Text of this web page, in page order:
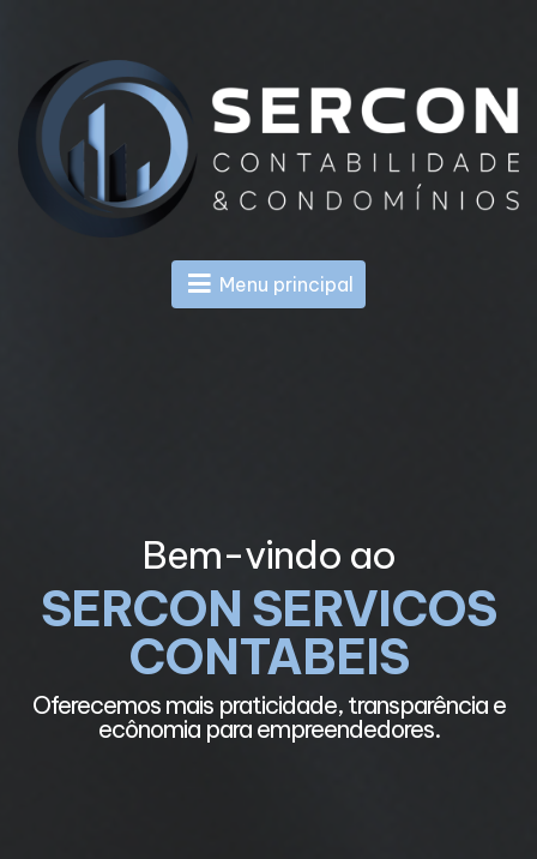
Menu principal
Bem-vindo ao
SERCON SERVICOS
CONTABEIS
Oferecemos mais praticidade, transparência e
ecônomia para empreendedores.